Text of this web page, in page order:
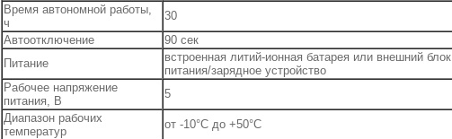
Время автономной работы,
ч
30
Автоотключение
90 сек
Питание
встроенная литий-ионная батарея или внешний блок
питания/зарядное устройство
Рабочее напряжение
питания, В
5
Диапазон рабочих
температур
от -10°C до +50°C